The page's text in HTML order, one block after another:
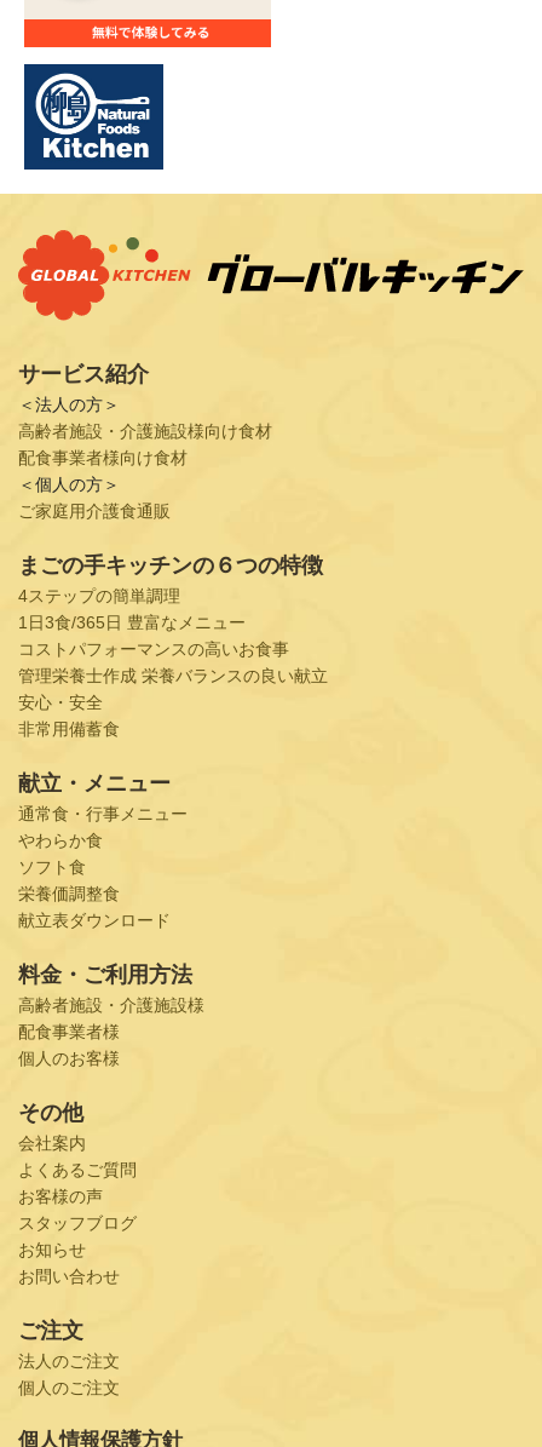
サービス紹介
＜法人の方＞
高齢者施設・介護施設様向け食材
配食事業者様向け食材
＜個人の方＞
ご家庭用介護食通販
まごの手キッチンの６つの特徴
4ステップの簡単調理
1日3食/365日 豊富なメニュー
コストパフォーマンスの高いお食事
管理栄養士作成 栄養バランスの良い献立
安心・安全
非常用備蓄食
献立・メニュー
通常食・行事メニュー
やわらか食
ソフト食
栄養価調整食
献立表ダウンロード
料金・ご利用方法
高齢者施設・介護施設様
配食事業者様
個人のお客様
その他
会社案内
よくあるご質問
お客様の声
スタッフブログ
お知らせ
お問い合わせ
ご注文
法人のご注文
個人のご注文
個人情報保護方針